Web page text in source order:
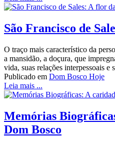
São Francisco de
O traço mais característico da
a mansidão, a doçura, que
vida, suas relações interpessoais
Publicado em Dom Bosco Hoje
Leia mais ...
Memórias
Dom Bosco